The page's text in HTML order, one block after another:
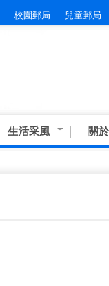
校園郵局 兒童郵局
生活采風 關